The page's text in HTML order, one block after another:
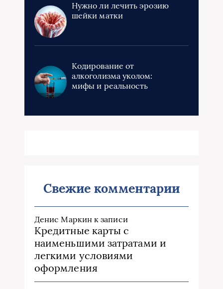
Нужно ли лечить эрозию
шейки матки
Кодирование от
алкоголизма уколом:
мифы и реальность
Свежие комментарии
Денис Маркинк записи
Кредитные карты с
наименьшими затратами и
легкими условиями
оформления